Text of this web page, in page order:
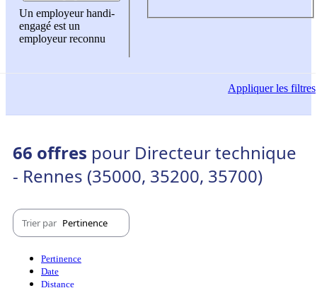
Un employeur handi-
engagé est un
employeur reconnu
Appliquerles filtres
66 offres pour Directeur technique
- Rennes (35000, 35200, 35700)
Trier par Pertinence
Pertinence
Date
Distance